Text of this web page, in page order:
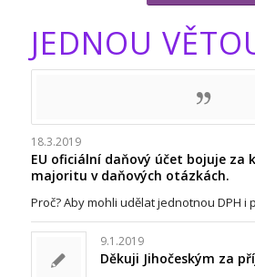
JEDNOU
18.3.2019
EU oficiální daňový účet bojuje za
majoritu v daňových otázkách.
Proč? Aby mohli udělat jednotnou DPH i
9.1.2019
Děkuji Jihočeským za